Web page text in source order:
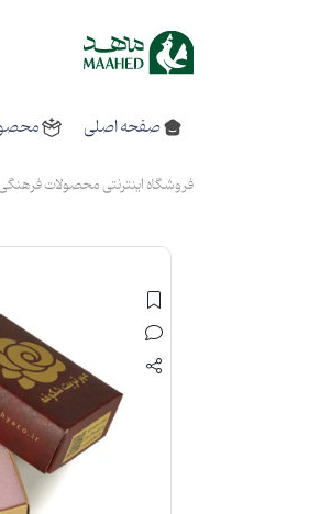
صفحه اصلی
فروشگاه اینترنتی محصولات